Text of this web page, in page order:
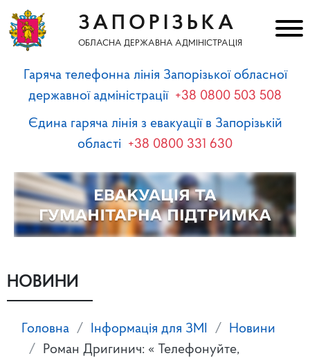
ЗАПОРІЗЬКА
ОБЛАСНА ДЕРЖАВНА АДМІНІСТРАЦІЯ
Гаряча телефонна лінія Запорізької обласної
державної адміністрації +38 0800 503 508
Єдина гаряча лінія з евакуації в Запорізькій
області +38 0800 331 630
НОВИНИ
Головна Інформація для ЗМІ
Новини
Роман Дригинич: « Телефонуйте,